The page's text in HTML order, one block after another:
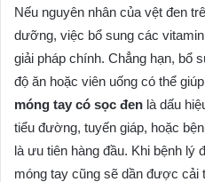
Nếu nguyên nhân của vệt đen
dưỡng, việc bổ sung các
giải pháp chính. Chẳng hạn, bổ
độ ăn hoặc viên uống có thể
móng tay có sọc đen là dấu
tiểu đường, tuyến giáp, hoặc
là ưu tiên hàng đầu. Khi bệnh lý
móng tay cũng sẽ dần được